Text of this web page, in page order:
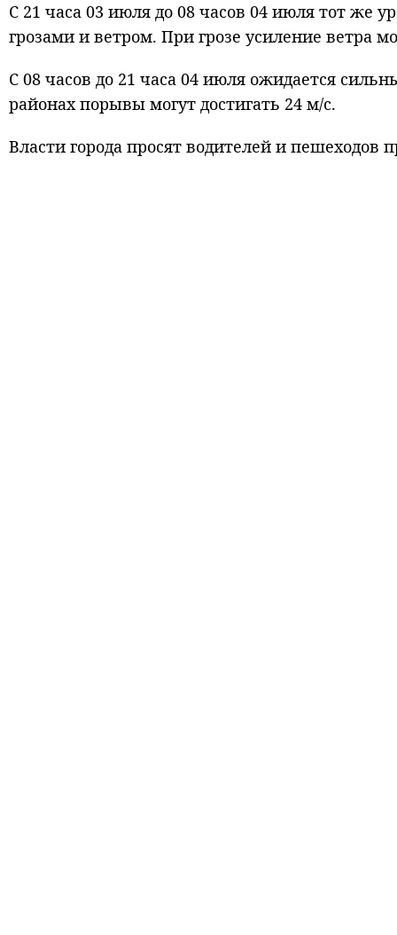
С 21 часа 03 июля до 08 часов 04 июля тот же
грозами и ветром. При грозе усиление ветра
С 08 часов до 21 часа 04 июля ожидается
районах порывы могут достигать 24 м/с.
Власти города просят водителей и пешеходов